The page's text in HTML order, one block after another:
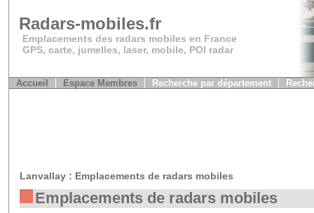
Radars-mobiles.fr
Emplacements des radars mobiles en France
GPS, carte, jumelles, laser, mobile, POI radar
Accueil Espace Membres Recherche par département
Lanvallay : Emplacements de radars mobiles
Emplacements de radars mobiles